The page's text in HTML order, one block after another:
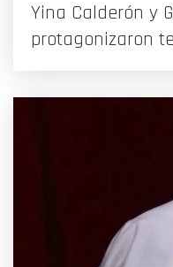
Yina Calderón y
protagonizaron